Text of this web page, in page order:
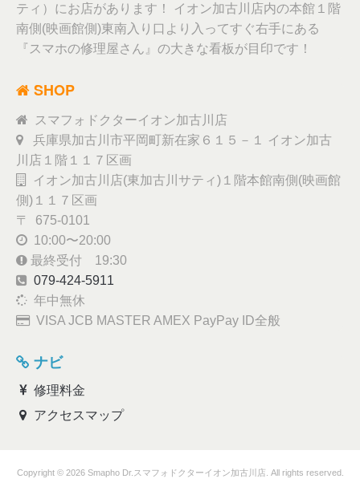
ティ）にお店があります！ イオン加古川店内の本館１階
南側(映画館側)東南入り口より入ってすぐ右手にある
『スマホの修理屋さん』の大きな看板が目印です！
SHOP
スマフォドクターイオン加古川店
兵庫県加古川市平岡町新在家６１５－１ イオン加古
川店１階１１７区画
イオン加古川店(東加古川サティ)１階本館南側(映画館
側)１１７区画
〒 675-0101
10:00〜20:00
最終受付 19:30
079-424-5911
年中無休
VISA JCB MASTER AMEX PayPay ID全般
ナビ
修理料金
アクセスマップ
Copyright © 2026 Smapho Dr.スマフォドクターイオン加古川店. All rights reserved.